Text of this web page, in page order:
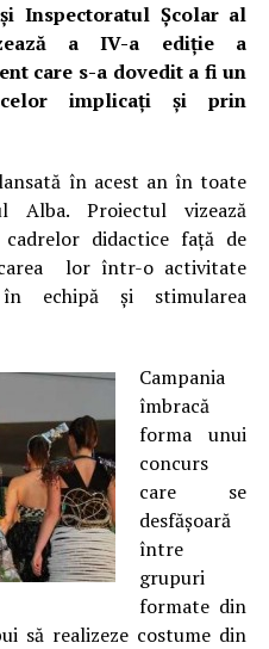
Inspectoratul Şcolar al
a IV-a ediție a
care s-a dovedit a fi un
implicați și prin
în acest an în toate
Proiectul vizează
didactice față de
lor într-o activitate
echipă și stimularea
Campania
îmbracă
forma unui
concurs
care se
desfășoară
între
grupuri
formate din
să realizeze costume din